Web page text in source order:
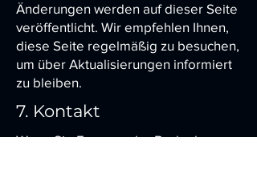
Änderungen werden auf dieser Seite
veröffentlicht. Wir empfehlen Ihnen,
diese Seite regelmäßig zu besuchen,
um über Aktualisierungen informiert
zu bleiben.
7. Kontakt
Wenn Sie Fragen oder Bedenken zu